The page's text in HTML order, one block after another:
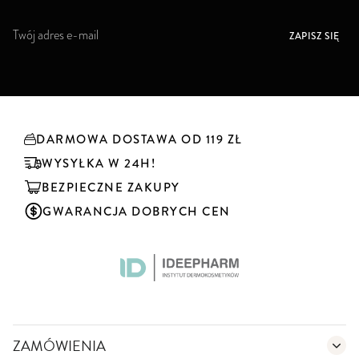
S
k
l
e
t
ZAPISZ SIĘ
DARMOWA DOSTAWA OD 119 ZŁ
WYSYŁKA W 24H!
BEZPIECZNE ZAKUPY
GWARANCJA DOBRYCH CEN
ZAMÓWIENIA